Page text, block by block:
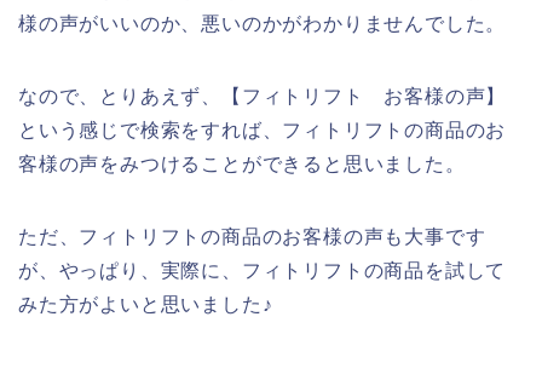
様の声がいいのか、悪いのかがわかりませんでした。
なので、とりあえず、【フィトリフト お客様の声】
という感じで検索をすれば、フィトリフトの商品のお
客様の声をみつけることができると思いました。
ただ、フィトリフトの商品のお客様の声も大事です
が、やっぱり、実際に、フィトリフトの商品を試して
みた方がよいと思いました♪